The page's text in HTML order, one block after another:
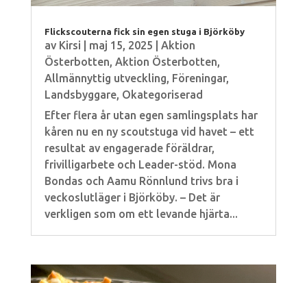
Flickscouterna fick sin egen stuga i Björköby
av Kirsi maj 15, 2025
Aktion
Österbotten, Aktion Österbotten,
Allmännyttig utveckling, Föreningar,
Landsbyggare, Okategoriserad
Efter flera år utan egen samlingsplats har
kåren nu en ny scoutstuga vid havet – ett
resultat av engagerade föräldrar,
frivilligarbete och Leader-stöd. Mona
Bondas och Aamu Rönnlund trivs bra i
veckoslutläger i Björköby. – Det är
verkligen som om ett levande hjärta...